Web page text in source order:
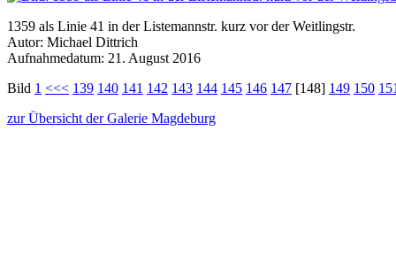
1359 als Linie 41 in der Listemannstr. kurz vor der Weitlingstr.
Autor: Michael Dittrich
Aufnahmedatum: 21. August 2016
Bild 1 <<< 139 140 141 142 143 144 145 146 147 [148] 149 150 151
zur Übersicht der Galerie Magdeburg